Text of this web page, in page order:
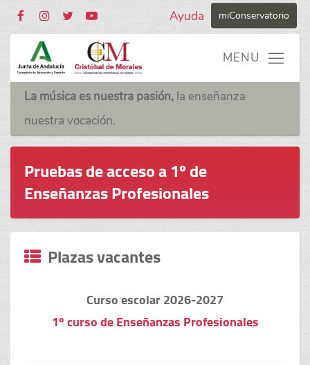
miConservatorio
Ayuda
La música es nuestra pasión, la enseñanza
nuestra vocación.
Pruebas de acceso a 1º de
Enseñanzas Profesionales
Plazas vacantes
Curso escolar 2026-2027
1º curso de Enseñanzas Profesionales